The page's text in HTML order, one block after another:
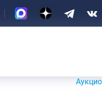
Аукционы 20-